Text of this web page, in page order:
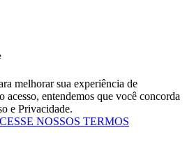
melhorar sua experiência de
acesso, entendemos que você concorda
e Privacidade.
NOSSOS TERMOS